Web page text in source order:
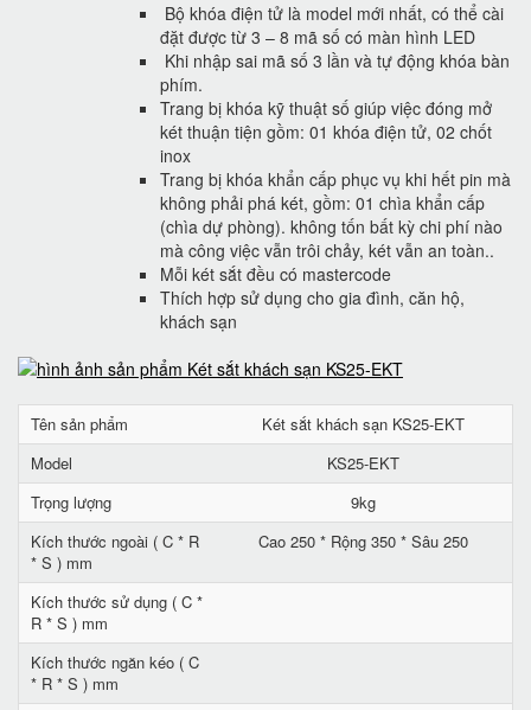
Bộ khóa điện tử là model mới nhất, có thể cài
đặt được từ 3 – 8 mã số có màn hình LED
Khi nhập sai mã số 3 lần và tự động khóa bàn
phím.
Trang bị khóa kỹ thuật số giúp việc đóng mở
két thuận tiện gồm: 01 khóa điện tử, 02 chốt
inox
Trang bị khóa khẩn cấp phục vụ khi hết pin mà
không phải phá két, gồm: 01 chìa khẩn cấp
(chìa dự phòng). không tốn bất kỳ chi phí nào
mà công việc vẫn trôi chảy, két vẫn an toàn..
Mỗi két sắt đều có mastercode
Thích hợp sử dụng cho gia đình, căn hộ,
khách sạn
Tên sản phẩm
Két sắt khách sạn KS25-EKT
Model
KS25-EKT
Trọng lượng
9kg
Kích thước ngoài ( C * R
* S ) mm
Cao 250 * Rộng 350 * Sâu 250
Kích thước sử dụng ( C *
R * S ) mm
Kích thước ngăn kéo ( C
* R * S ) mm